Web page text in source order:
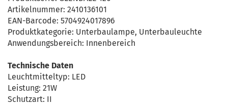
Artikelnummer: 2410136101
EAN-Barcode: 5704924017896
Produktkategorie: Unterbaulampe, Unterbauleuchte
Anwendungsbereich: Innenbereich
Technische Daten
Leuchtmitteltyp: LED
Leistung: 21W
Schutzart: II